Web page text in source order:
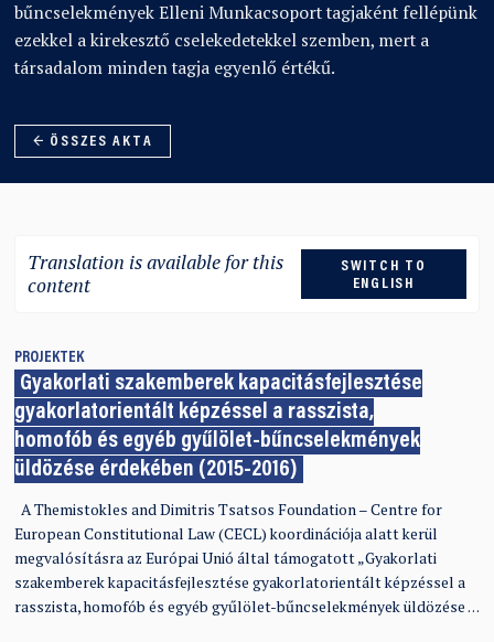
bűncselekmények Elleni Munkacsoport tagjaként fellépünk
ezekkel a kirekesztő cselekedetekkel szemben, mert a
társadalom minden tagja egyenlő értékű.
← ÖSSZES AKTA
Translation is available for this
content
SWITCH TO
ENGLISH
PROJEKTEK
Gyakorlati szakemberek kapacitásfejlesztése
gyakorlatorientált képzéssel a rasszista,
homofób és egyéb gyűlölet-bűncselekmények
üldözése érdekében (2015-2016)
A Themistokles and Dimitris Tsatsos Foundation – Centre for
European Constitutional Law (CECL) koordinációja alatt kerül
megvalósításra az Európai Unió által támogatott „Gyakorlati
szakemberek kapacitásfejlesztése gyakorlatorientált képzéssel a
rasszista, homofób és egyéb gyűlölet-bűncselekmények üldözése …